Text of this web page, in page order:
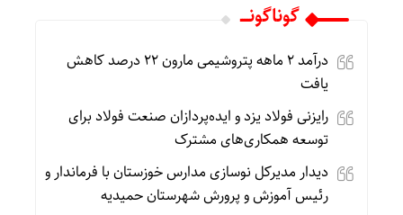
گوناگونـــــ
درآمد ۲ ماهه پتروشیمی مارون ۲۲ درصد کاهش
یافت
رایزنی فولاد یزد و ایده‌پردازان صنعت فولاد برای
توسعه همکاری‌های مشترک
دیدار مدیرکل نوسازی مدارس خوزستان با فرماندار و
رئیس آموزش و پرورش شهرستان حمیدیه